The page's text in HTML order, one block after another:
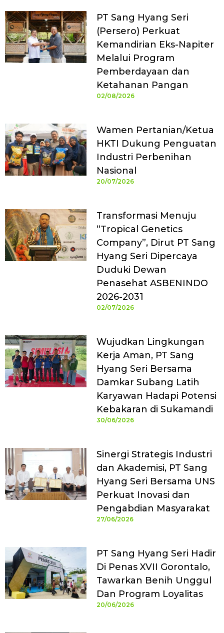
PT Sang Hyang Seri
(Persero) Perkuat
Kemandirian Eks-Napiter
Melalui Program
Pemberdayaan dan
Ketahanan Pangan
02/08/2026
Wamen Pertanian/Ketua
HKTI Dukung Penguatan
Industri Perbenihan
Nasional
20/07/2026
Transformasi Menuju
“Tropical Genetics
Company”, Dirut PT Sang
Hyang Seri Dipercaya
Duduki Dewan
Penasehat ASBENINDO
2026-2031
02/07/2026
Wujudkan Lingkungan
Kerja Aman, PT Sang
Hyang Seri Bersama
Damkar Subang Latih
Karyawan Hadapi Potensi
Kebakaran di Sukamandi
30/06/2026
Sinergi Strategis Industri
dan Akademisi, PT Sang
Hyang Seri Bersama UNS
Perkuat Inovasi dan
Pengabdian Masyarakat
27/06/2026
PT Sang Hyang Seri Hadir
Di Penas XVII Gorontalo,
Tawarkan Benih Unggul
Dan Program Loyalitas
20/06/2026